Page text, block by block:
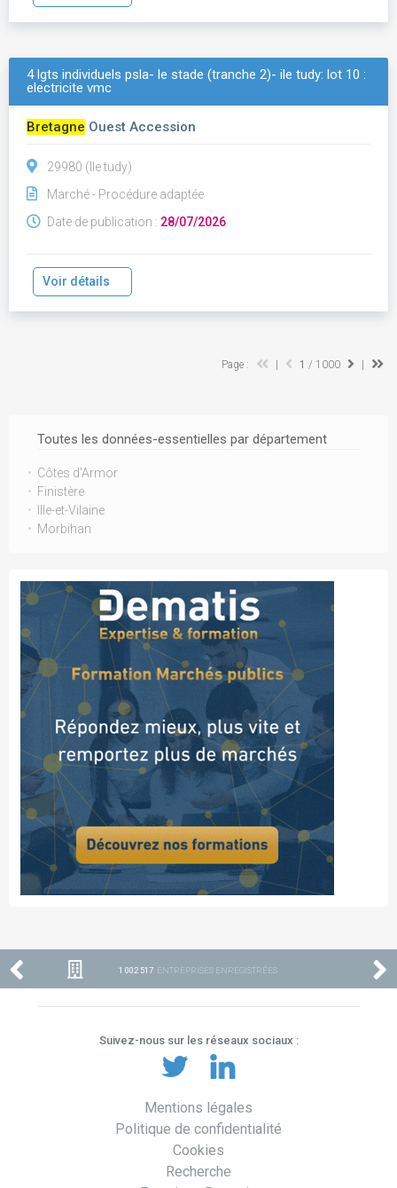
Toutes les données-essentielles par département
Côtes d'Armor
Finistère
Ille-et-Vilaine
Morbihan
4 lgts individuels psla- le stade (tranche 2)- ile tudy: lot 10 :
electricite vmc
Bretagne Ouest Accession
29980 (Ile tudy)
Marché - Procédure adaptée
Date de publication : 28/07/2026
Voir détails
Page : 1 / 1000
1 002 517 ENTREPRISES ENREGISTRÉES
Suivez-nous sur les réseaux sociaux :
Mentions légales
Politique de confidentialité
Cookies
Recherche